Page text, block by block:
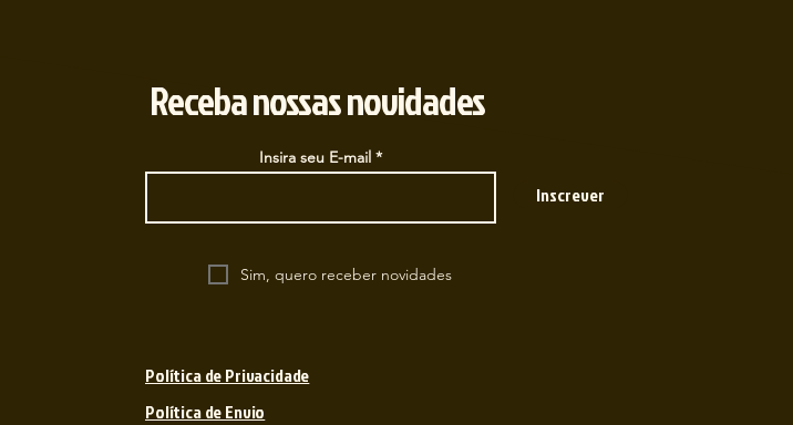
Receba nossas novidades
Insira seu E-mail
Inscrever
Sim, quero receber novidades
Política de Privacidade
Política de Envio